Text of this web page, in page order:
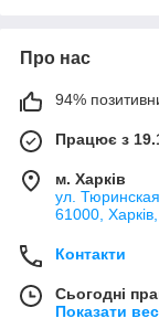
Про нас
94%
Працює з
м. Харків
ул.
61000,
Контакти
Сьогодні
Показати